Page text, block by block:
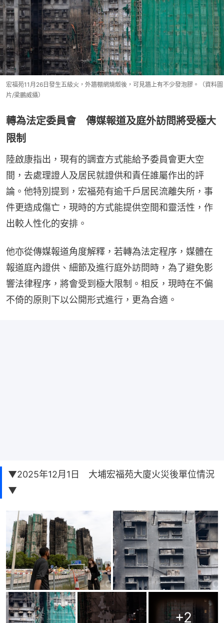
宏福苑11月26日發生五級火，外牆棚網燒燬後，可見牆上有不少發泡膠。（資料圖
片/梁鵬威攝）
轉為法定委員會 傳媒報道及庭外訪問將受極大
限制
陸啟康指出，現有的調查方式能給予委員會更大空
間，去處理證人及居民就證供和責任誰屬作出的評
論。他特別提到，宏福苑有逾千戶居民流離失所，事
件更造成傷亡，現時的方式能提供空間和靈活性，作
出較人性化的安排。
他亦從傳媒報道角度解釋，若轉為法定程序，媒體在
報道庭內證供、細節及進行庭外訪問時，為了避免影
響法律程序，將會受到極大限制。相反，現時在不偏
不倚的原則下以公開形式進行，更為合適。
▼2025年12月1日 大埔宏福苑大廈火災後單位情況
▼
+2